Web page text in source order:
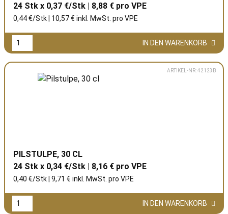
24 Stk x 0,37 €/Stk | 8,88 € pro VPE
0,44 €/Stk | 10,57 € inkl. MwSt. pro VPE
IN DEN WARENKORB
ARTIKEL-NR: 42123B
PILSTULPE, 30 CL
24 Stk x 0,34 €/Stk | 8,16 € pro VPE
0,40 €/Stk | 9,71 € inkl. MwSt. pro VPE
IN DEN WARENKORB